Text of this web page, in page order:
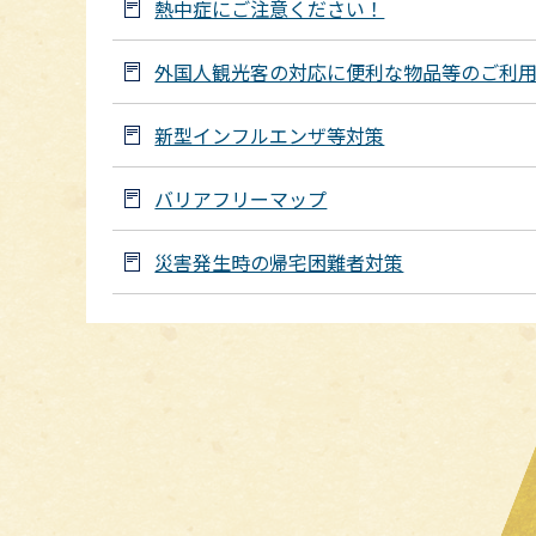
熱中症にご注意ください！
外国人観光客の対応に便利な物品等のご利
新型インフルエンザ等対策
バリアフリーマップ
災害発生時の帰宅困難者対策